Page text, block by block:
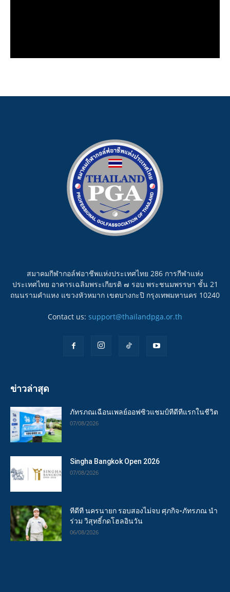
สมาคมกีฬากอล์ฟอาชีพแห่งประเทศไทย 286 การกีฬาแห่ง
ประเทศไทย อาคารเฉลิมพระเกียรติ ๗ รอบ พระชนมพรรษา ชั้น 21
ถนนรามคำแหง แขวงหัวหมาก เขตบางกะปิ กรุงเทพมหานคร 10240
Contact us: support@thailandpga.or.th
ข่าวล่าสุด
ภัทรภณเฉือนเพลย์ออฟซิวแชมป์ทีดีทีแรกในชีวิต
07/08/2026
Singha Bangkok Open 2026
07/08/2026
ทีดีที นครนายก รอบสองไม่จบ ศุภกิจ-ภัทรภณ นำ
ร่วม วิสุทธิ์กดโฮลอินวัน
06/08/2026